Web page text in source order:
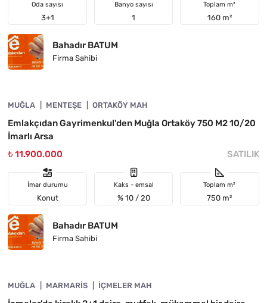
Oda sayısı
3+1
Banyo sayısı
1
Toplam m²
160 m²
Bahadır BATUM
Firma Sahibi
YATIRIMA UYGUN
MUĞLA MENTEŞE ORTAKÖY MAH
Emlakçıdan Gayrimenkul'den Muğla Ortaköy 750 M2 10/20
İmarlı Arsa
₺ 11.900.000
SATILIK
İmar durumu
Konut
Kaks - emsal
% 10 / 20
Toplam m²
750 m²
Bahadır BATUM
Firma Sahibi
ACIL
MUĞLA MARMARIS İÇMELER MAH